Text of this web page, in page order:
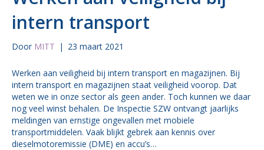
intern transport
Door MITT | 23 maart 2021
Werken aan veiligheid bij intern transport en magazijnen. Bij
intern transport en magazijnen staat veiligheid voorop. Dat
weten we in onze sector als geen ander. Toch kunnen we daar
nog veel winst behalen. De Inspectie SZW ontvangt jaarlijks
meldingen van ernstige ongevallen met mobiele
transportmiddelen. Vaak blijkt gebrek aan kennis over
dieselmotoremissie (DME) en accu’s…